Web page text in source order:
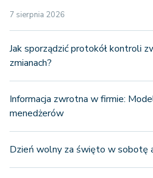
7 sierpnia 2026
Jak sporządzić protokół kontroli
zmianach?
Informacja zwrotna w firmie:
menedżerów
Dzień wolny za święto w sobotę